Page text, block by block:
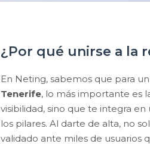
¿Por qué unirse a la
En Neting, sabemos que para
Tenerife, lo más importante es
visibilidad, sino que te integra
los pilares. Al darte de alta, no
validado ante miles de usuarios